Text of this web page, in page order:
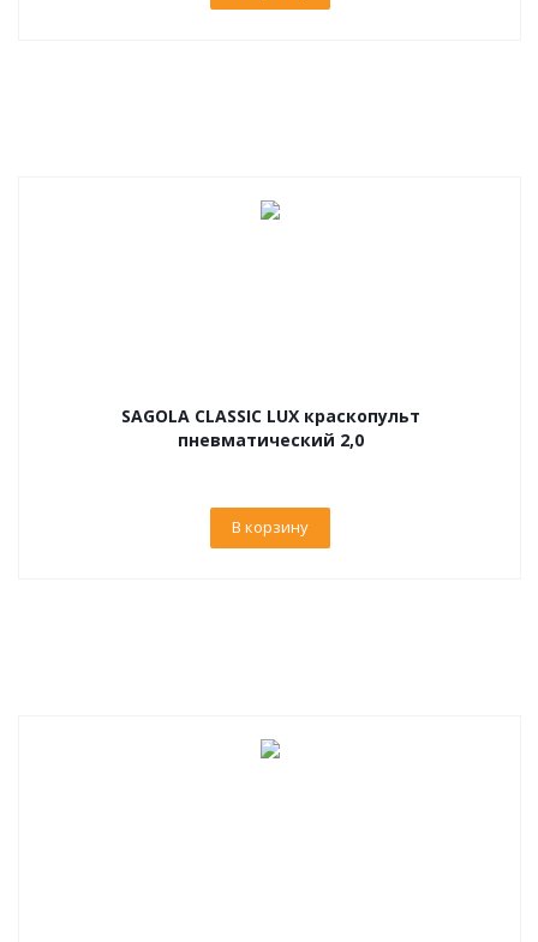
SAGOLA CLASSIC LUX краскопульт
пневматический 2,0
В корзину